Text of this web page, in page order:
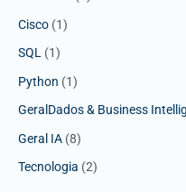
Cisco (1)
SQL (1)
Python (1)
GeralDados & Business
Geral IA (8)
Tecnologia (2)